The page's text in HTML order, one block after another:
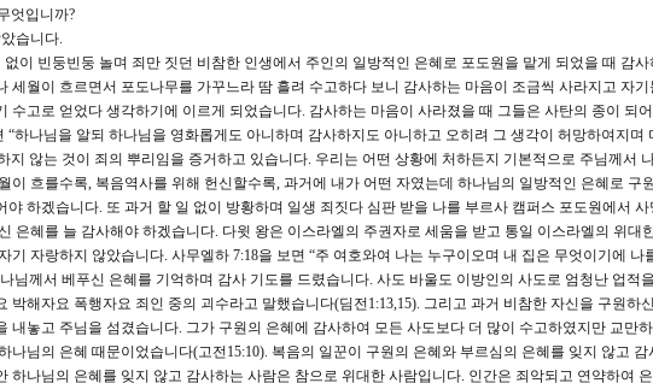
엇입니까?
습니다.
이 빈둥빈둥 놀며 죄만 짓던 비참한 인생에서 주인의 일방적인 은혜로 포도원을 맡게 되었을 때 감사
세월이 흐르면서 포도나무를 가꾸느라 땀 흘려 수고하다 보니 감사하는 마음이 조금씩 사라지고 자기
수고로 얻었다 생각하기에 이르게 되었습니다. 감사하는 마음이 사라졌을 때 그들은 사탄의 종이 되
“하나님을 알되 하나님을 영화롭게도 아니하며 감사하지도 아니하고 오히려 그 생각이 허망하여지며
지 않는 것이 죄의 뿌리임을 증거하고 있습니다. 우리는 어떤 상황에 처하든지 기본적으로 주님께서
이 흐를수록, 복음역사를 위해 헌신할수록, 과거에 내가 어떤 자였는데 하나님의 일방적인 은혜로 구
야 하겠습니다. 또 과거 할 일 없이 방황하며 일생 죄짓다 심판 받을 나를 부르사 캠퍼스 포도원에서 사
은혜를 늘 감사해야 하겠습니다. 다윗 왕은 이스라엘의 주권자로 세움을 받고 통일 이스라엘의 위대
기 자랑하지 않았습니다. 사무엘하 7:18을 보면 “주 여호와여 나는 누구이오며 내 집은 무엇이기에 나
님께서 베푸신 은혜를 기억하며 감사 기도를 드렸습니다. 사도 바울도 이방인의 사도로 엄청난 업적
박해자요 폭행자요 죄인 중의 괴수라고 말했습니다(딤전1:13,15). 그리고 과거 비참한 자신을 구원하
내놓고 주님을 섬겼습니다. 그가 구원의 은혜에 감사하여 모든 사도보다 더 많이 수고하였지만 교만
나님의 은혜 때문이었습니다(고전15:10). 복음의 일꾼이 구원의 은혜와 부르심의 은혜를 잊지 않고 감
하나님의 은혜를 잊지 않고 감사하는 사람은 참으로 위대한 사람입니다. 인간은 죄악되고 연약하여